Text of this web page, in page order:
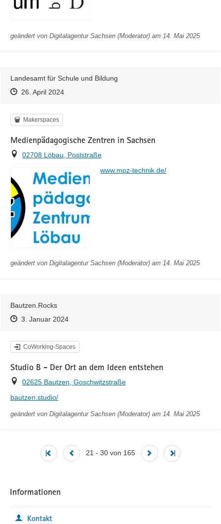
geändert von Digitalagentur Sachsen (Moderator) am 14. Mai 2025
Landesamt für Schule und Bildung
Zeitpunkt des Erstellens
Zeitpunkt des Erstellens
26. April 2024Zur Äußerung
Kategorie
Makerspaces
Medienpädagogische Zentren in Sachsen
Ort
02708 Löbau, Poststraße
https://
www.mpz-technik.de/
geändert von Digitalagentur Sachsen (Moderator) am 14. Mai 2025
Bautzen.Rocks
Zeitpunkt des Erstellens
Zeitpunkt des Erstellens
3. Januar 2024Zur Äußerung
Kategorie
CoWorking-Spaces
Studio B - Der Ort an dem Ideen entstehen
Ort
02625 Bautzen, Goschwitzstraße
https://
bautzen.studio/
geändert von Digitalagentur Sachsen (Moderator) am 14. Mai 2025
21 - 30 von 165
Informationen
Kontakt